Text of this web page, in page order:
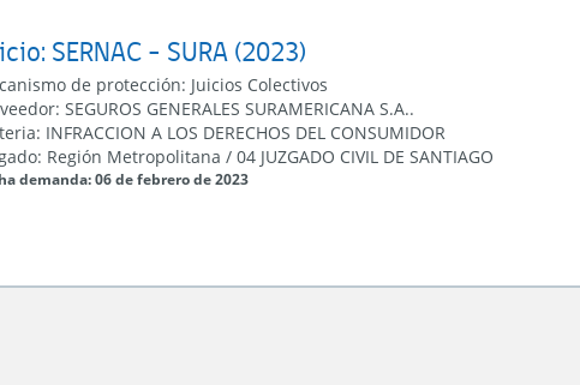
SERNAC - SURA (2023)
de protección: Juicios Colectivos
SEGUROS GENERALES SURAMERICANA S.A..
INFRACCION A LOS DERECHOS DEL CONSUMIDOR
Región Metropolitana /04 JUZGADO CIVIL DE SANTIAGO
demanda: 06 de febrero de 2023